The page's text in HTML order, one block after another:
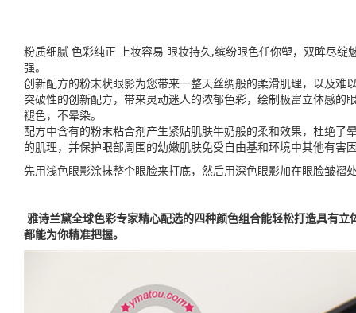
粉质细腻 色彩纯正 上妆容易 眼妆持久,缤纷眼色任你塑，双眸尽
强。
创新配方的粉末状眼影为您带来一整天丝绸般的柔滑肌理，以及难
突破性的创新配方，带来灵动迷人的浓郁色彩，绘制极富立体感
褪色，不晕染。
配方中含有的粉末粘合剂产生紧贴肌肤牛奶般的柔和效果，杜绝
的肌理，并保护眼部周围的幼嫩肌肤免受自由基和环境中其他有
先用浅色眼影涂抹整个眼脸来打底，然后用深色眼影加在眼脸皱
雅诗兰黛全球色彩专家精心配选的四种颜色组合能轻松打造具有
都能为你精准把握。